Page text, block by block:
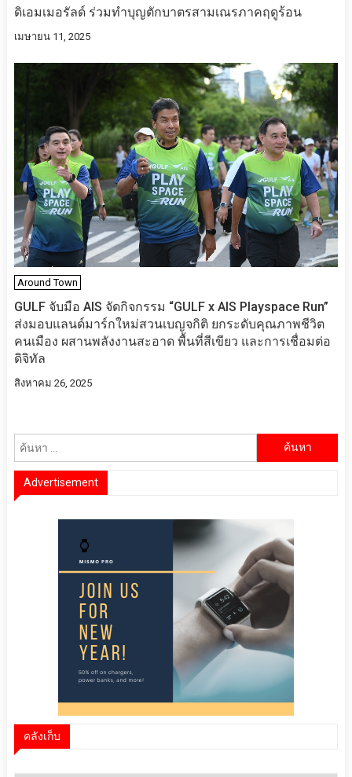
ดิเอมเมอรัลด์ ร่วมทำบุญตักบาตรสามเณรภาคฤดูร้อน
เมษายน 11, 2025
Around Town
GULF จับมือ AIS จัดกิจกรรม “GULF x AIS Playspace Run”
ส่งมอบแลนด์มาร์กใหม่สวนเบญจกิติ ยกระดับคุณภาพชีวิต
คนเมือง ผสานพลังงานสะอาด พื้นที่สีเขียว และการเชื่อมต่อ
ดิจิทัล
สิงหาคม 26, 2025
Advertisement
คลังเก็บ